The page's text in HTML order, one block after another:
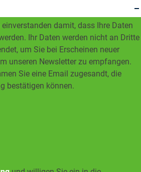
damit, dass Ihre Daten
Ihr Daten werden nicht an Dritte
um Sie bei Erscheinen neuer
unseren Newsletter zu empfangen.
Sie eine Email zugesandt, die
bestätigen können.